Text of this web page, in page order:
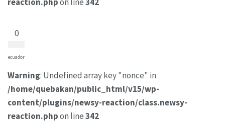
0
ecuador
Warning: Undefined array key "nonce" in
/home/quebakan/public_html/v15/wp-
content/plugins/newsy-reaction/class.newsy-
reaction.phpon line342